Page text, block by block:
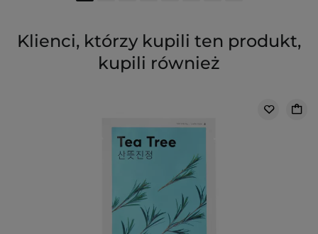
Klienci, którzy kupili ten produkt,
kupili również